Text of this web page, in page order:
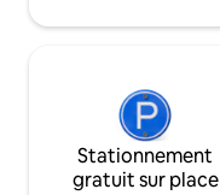
Stationnement
gratuit sur place